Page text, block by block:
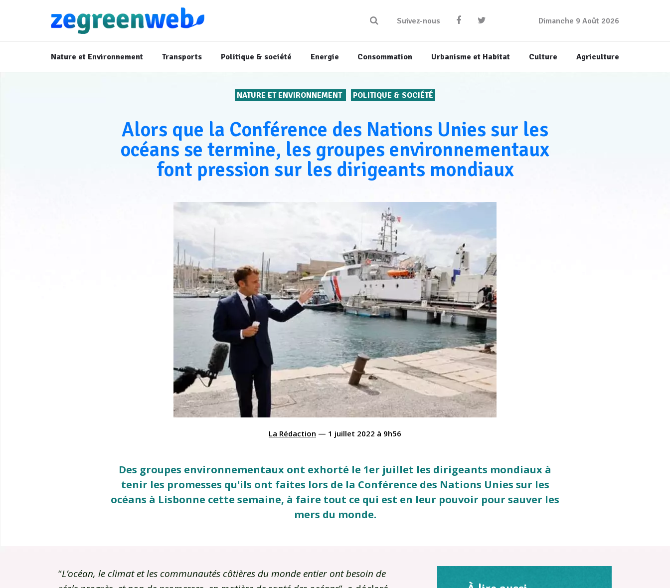
Suivez-nous Dimanche 9 Août 2026
Nature et Environnement Transports Politique & société Energie Consommation Urbanisme et Habitat Culture Agriculture
NATURE ET ENVIRONNEMENT POLITIQUE & SOCIÉTÉ
Alors que la Conférence des Nations Unies sur les
océans se termine, les groupes environnementaux
font pression sur les dirigeants mondiaux
La Rédaction — 1 juillet 2022 à 9h56
Des groupes environnementaux ont exhorté le 1er juillet les dirigeants mondiaux à
tenir les promesses qu'ils ont faites lors de la Conférence des Nations Unies sur les
océans à Lisbonne cette semaine, à faire tout ce qui est en leur pouvoir pour sauver les
mers du monde.
“L’océan, le climat et les communautés côtières du monde entier ont besoin de